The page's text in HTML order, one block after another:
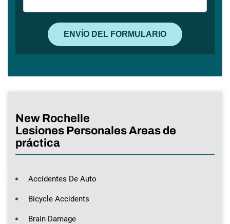
New Rochelle
Lesiones Personales Areas de
práctica
Accidentes De Auto
Bicycle Accidents
Brain Damage